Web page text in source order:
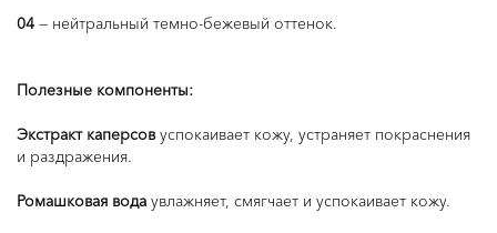
04 — нейтральный темно-бежевый оттенок.
Полезные компоненты:
Экстракт каперсовуспокаивает кожу, устраняет покраснения
и раздражения.
Ромашковая вода увлажняет, смягчает и успокаивает кожу.